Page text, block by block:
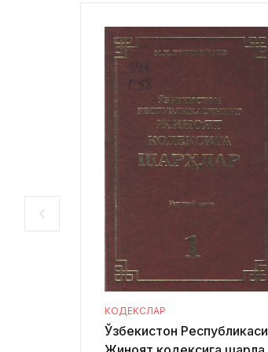
КОДЕКСЛАР
Ўзбекистон Республикаси